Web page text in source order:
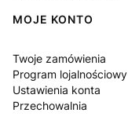
MOJE KONTO
Twoje zamówienia
Program lojalnościowy
Ustawienia konta
Przechowalnia